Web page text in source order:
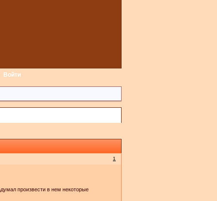
Войти
1
произвести в нем некоторые